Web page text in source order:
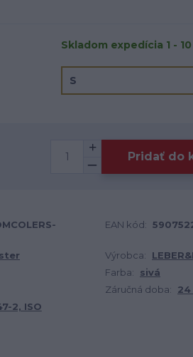
Skladom expedícia 1 -
Pridať do
EAN kód:
Výrobca:
Farba:
sivá
Záručná doba:
24
2, ISO